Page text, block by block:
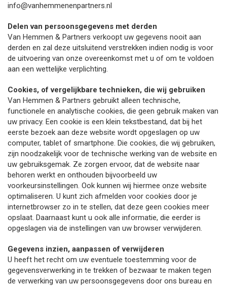
info@vanhemmenenpartners.nl
Delen van persoonsgegevens met derden
Van Hemmen & Partners verkoopt uw gegevens nooit aan
derden en zal deze uitsluitend verstrekken indien nodig is voor
de uitvoering van onze overeenkomst met u of om te voldoen
aan een wettelijke verplichting.
Cookies, of vergelijkbare technieken, die wij gebruiken
Van Hemmen & Partners gebruikt alleen technische,
functionele en analytische cookies, die geen gebruik maken van
uw privacy. Een cookie is een klein tekstbestand, dat bij het
eerste bezoek aan deze website wordt opgeslagen op uw
computer, tablet of smartphone. Die cookies, die wij gebruiken,
zijn noodzakelijk voor de technische werking van de website en
uw gebruiksgemak. Ze zorgen ervoor, dat de website naar
behoren werkt en onthouden bijvoorbeeld uw
voorkeursinstellingen. Ook kunnen wij hiermee onze website
optimaliseren. U kunt zich afmelden voor cookies door je
internetbrowser zo in te stellen, dat deze geen cookies meer
opslaat. Daarnaast kunt u ook alle informatie, die eerder is
opgeslagen via de instellingen van uw browser verwijderen.
Gegevens inzien, aanpassen of verwijderen
U heeft het recht om uw eventuele toestemming voor de
gegevensverwerking in te trekken of bezwaar te maken tegen
de verwerking van uw persoonsgegevens door ons bureau en